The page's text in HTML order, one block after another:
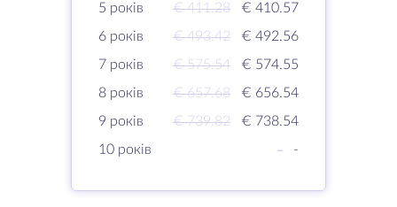
5 років
€ 411.28
€ 410.57
6 років
€ 493.42
€ 492.56
7 років
€ 575.54
€ 574.55
8 років
€ 657.68
€ 656.54
9 років
€ 739.82
€ 738.54
10 років
- -